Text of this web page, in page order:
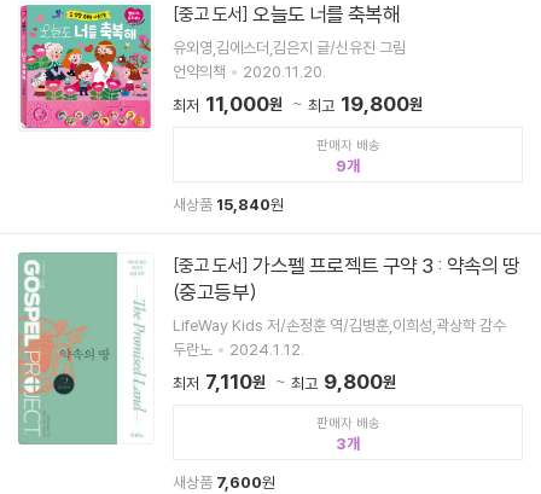
[중고 도서] 오늘도 너를 축복해
유외영,김에스더,김은지 글/신유진 그림
언약의책
2020.11.20.
최저 11,000원 최고 19,800원
판매자 배송
9
새상품 15,840원
[중고 도서] 가스펠 프로젝트 구약 3 : 약속의 땅
(중고등부)
LifeWay Kids 저/손정훈 역/김병훈,이희성,곽상학 감수
두란노
2024.1.12.
최저 7,110원 최고 9,800원
판매자 배송
3
새상품 7,600원